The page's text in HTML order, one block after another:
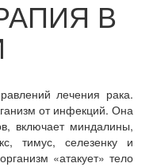
В
лечения рака.
от инфекций. Она
включает миндалины,
тимус, селезенку и
«атакует» тело